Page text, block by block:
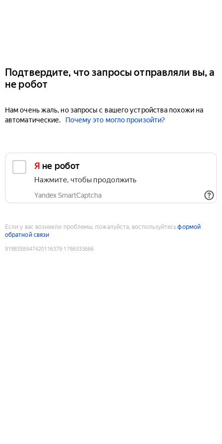
Подтвердите, что запросы отправляли вы, а
не робот
Нам очень жаль, но запросы с вашего устройства похожи на
автоматические.
Почему это могло произойти?
Я не робот
Нажмите, чтобы продолжить
Yandex SmartCaptcha
Если у вас возникли проблемы, пожалуйста, воспользуйтесьформой
обратной связи
9198358647420116379:1786333666